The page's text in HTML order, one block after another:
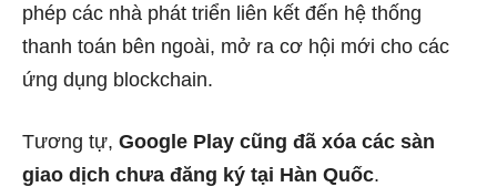
phép các nhà phát triển liên kết đến hệ thống
thanh toán bên ngoài, mở ra cơ hội mới cho các
ứng dụng blockchain.
Tương tự, Google Play cũng đã xóa các sàn
giao dịch chưa đăng ký tại Hàn Quốc.